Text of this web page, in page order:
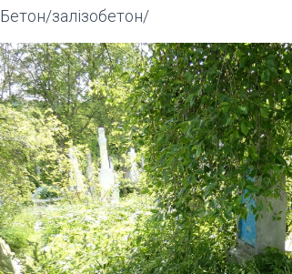
Бетон/залізобетон/